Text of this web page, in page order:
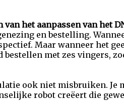
het aanpassen van het
en bestelling.
Maar wanneer het
bestellen met zes vingers,
ook niet misbruiken.
robot creëert die